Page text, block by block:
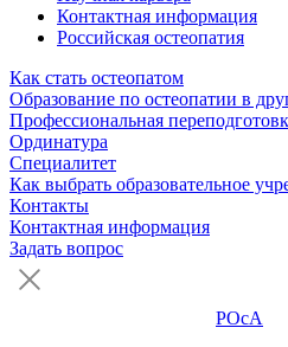
Контактная информация
Российская остеопатия
Как стать остеопатом
Образование по остеопатии в
Профессиональная
Ординатура
Специалитет
Как выбрать образовательное
Контакты
Контактная информация
Задать вопрос
РОсА